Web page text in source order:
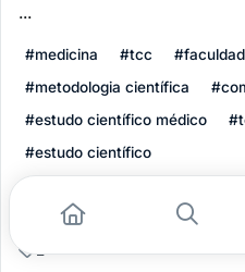
...
#medicina #tcc
#metodologia científica
#estudo científico médico
#estudo científico
Leia mais
2